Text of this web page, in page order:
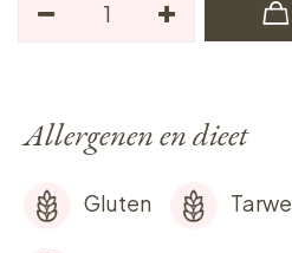
Allergenen en dieet
Gluten Tarwe